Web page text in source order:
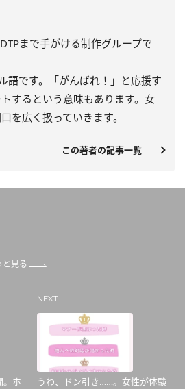
まで手がける制作グループで
語です。「がんばれ！」と応援す
するという意味もあります。女
を広く扱っていきます。
この著者の記事一覧
と見る
。ホ
NEXT
うわ、ドン引き……。女性が体験